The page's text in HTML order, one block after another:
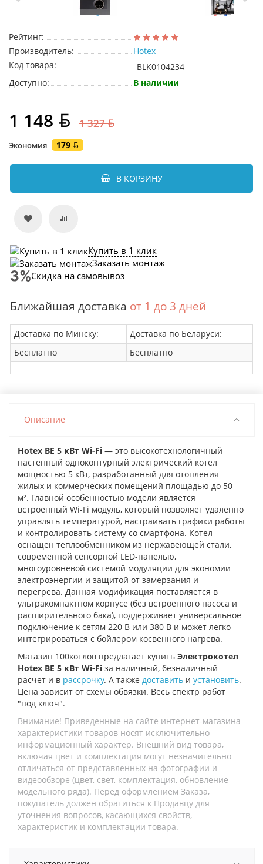
Рейтинг:
Производитель:
Hotex
Код товара:
BLK0104234
Доступно:
В наличии
1 148 1 327
Экономия 179
В КОРЗИНУ
Купить в 1 клик
Заказать монтаж
Скидка на самовывоз
Ближайшая доставка от 1 до 3 дней
Доставка по Минску:
Доставка по Беларуси:
Бесплатно
Бесплатно
Описание
Hotex BE 5 кВт Wi-Fi — это высокотехнологичный
настенный одноконтурный электрический котел
мощностью 5 кВт, разработанный для отопления
жилых и коммерческих помещений площадью до 50
м². Главной особенностью модели является
встроенный Wi-Fi модуль, который позволяет удаленно
управлять температурой, настраивать графики работы
и контролировать систему со смартфона. Котел
оснащен теплообменником из нержавеющей стали,
современной сенсорной LED-панелью,
многоуровневой системой модуляции для экономии
электроэнергии и защитой от замерзания и
перегрева. Данная модификация поставляется в
ультракомпактном корпусе (без встроенного насоса и
расширительного бака), поддерживает универсальное
подключение к сетям 220 В или 380 В и может легко
интегрироваться с бойлером косвенного нагрева.
Магазин 100котлов предлагает купить Электрокотел
Hotex BE 5 кВт Wi-Fi за наличный, безналичный
расчет и в рассрочку. А также доставить и установить.
Цена зависит от схемы обвязки. Весь спектр работ
"под ключ".
Внимание! Приведенные на сайте интернет-магазина
характеристики товаров носят исключительно
информационный характер. Внешний вид товара,
включая цвет и комплектация могут незначительно
отличаться от представленных на фотографии и
видеообзоре (цвет, свет, комплектация, обновление
модельного ряда). Перед оформлением Заказа,
покупатель должен обратиться к Продавцу для
уточнения вопросов, касающихся свойств,
характеристик и комплектации товара.